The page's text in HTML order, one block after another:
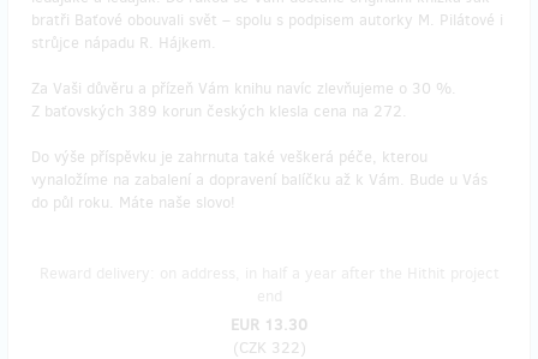
bratři Baťové obouvali svět – spolu s podpisem autorky M. Pilátové i
strůjce nápadu R. Hájkem.
Za Vaši důvěru a přízeň Vám knihu navíc zlevňujeme o 30 %.
Z baťovských 389 korun českých klesla cena na 272.
Do výše příspěvku je zahrnuta také veškerá péče, kterou
vynaložíme na zabalení a dopravení balíčku až k Vám. Bude u Vás
do půl roku. Máte naše slovo!
EUR 13.30
(CZK 322)